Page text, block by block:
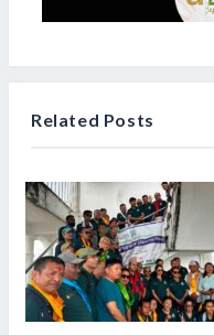
Related Posts